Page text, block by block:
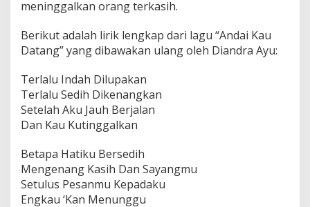
meninggalkan orang terkasih.
Berikut adalah lirik lengkap dari lagu “Andai Kau
Datang” yang dibawakan ulang oleh Diandra Ayu:
Terlalu Indah Dilupakan
Terlalu Sedih Dikenangkan
Setelah Aku Jauh Berjalan
Dan Kau Kutinggalkan
Betapa Hatiku Bersedih
Mengenang Kasih Dan Sayangmu
Setulus Pesanmu Kepadaku
Engkau ‘Kan Menunggu